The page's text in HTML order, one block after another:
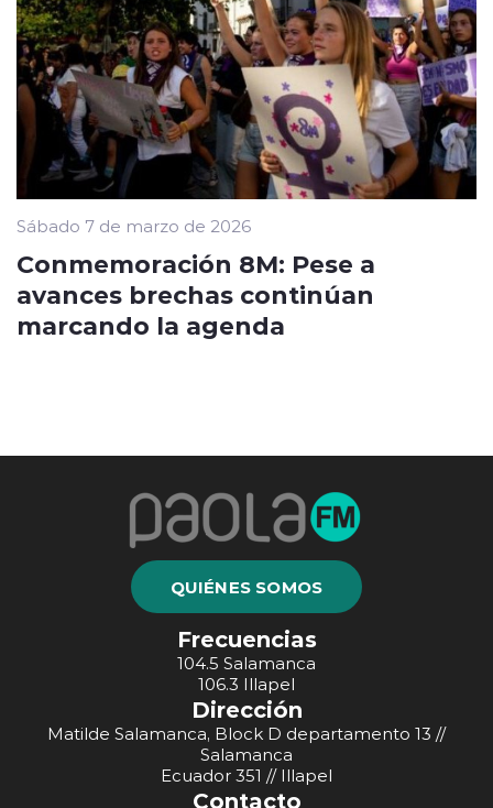
Sábado 7 de marzo de 2026
Conmemoración 8M: Pese a
avances brechas continúan
marcando la agenda
QUIÉNES SOMOS
Frecuencias
104.5 Salamanca
106.3 Illapel
Dirección
Matilde Salamanca, Block D departamento 13 //
Salamanca
Ecuador 351 // Illapel
Contacto